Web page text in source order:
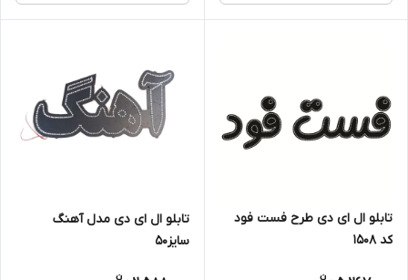
تابلو ال ای دی طرح فست فود
کد ۱۵۰۸
تابلو ال ای دی مدل آهنگ
سایز50